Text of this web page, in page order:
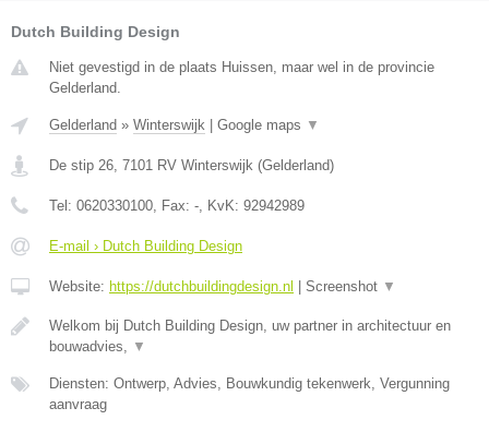
Dutch Building Design
Niet gevestigd in de plaats Huissen, maar wel in de provincie
Gelderland.
Gelderland » Winterswijk | Google maps ▼
De stip 26 7101 RV Winterswijk (Gelderland)
Tel: 0620330100 , Fax: - , KvK: 92942989
E-mail › Dutch Building Design
Website: https://dutchbuildingdesign.nl | Screenshot ▼
Welkom bij Dutch Building Design, uw partner in architectuur en
bouwadvies,
▼
Diensten: Ontwerp, Advies, Bouwkundig tekenwerk, Vergunning
aanvraag